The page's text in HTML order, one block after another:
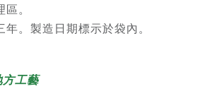
。
年。製造日期標示於袋內。
方工藝